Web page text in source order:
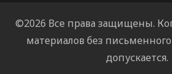
©2026 Все права защищены.
материалов без
допускается.